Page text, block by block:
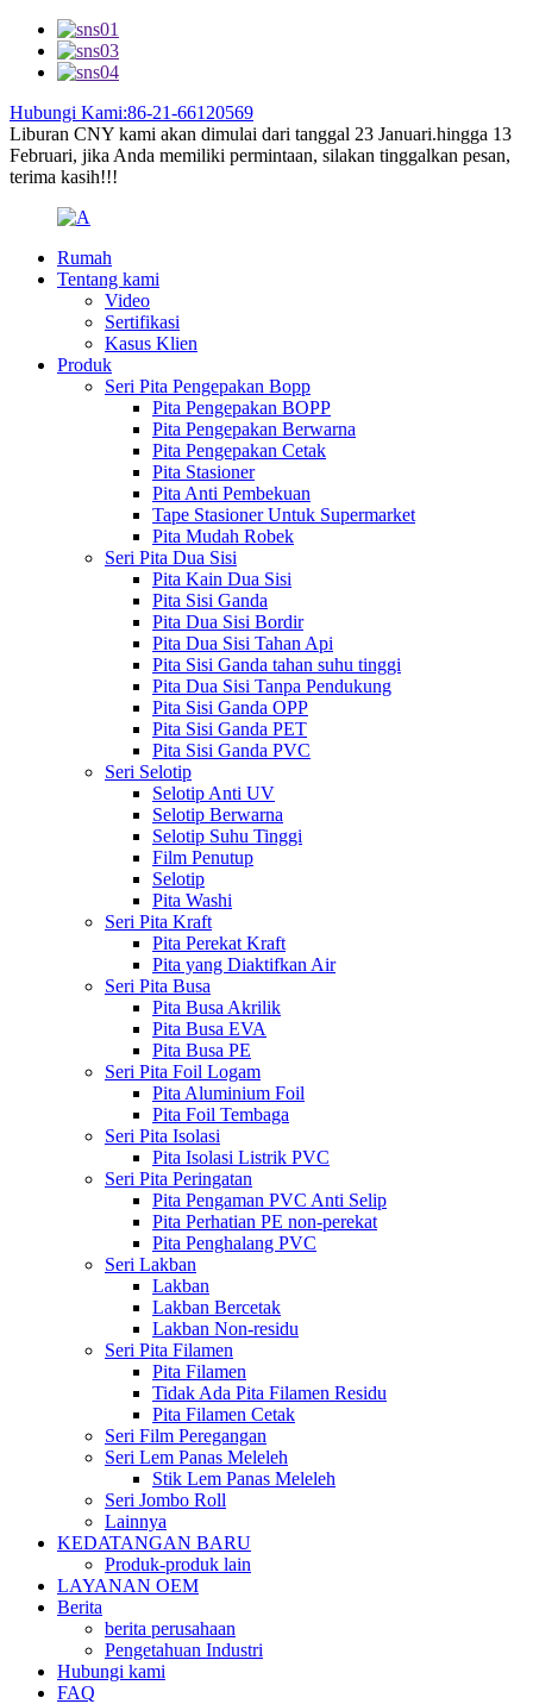
Hubungi Kami:86-21-66120569
Liburan CNY kami akan dimulai dari tanggal 23 Januari.hingga 13
Februari, jika Anda memiliki permintaan, silakan tinggalkan pesan,
terima kasih!!!
Rumah
Tentang kami
Video
Sertifikasi
Kasus Klien
Produk
Seri Pita Pengepakan Bopp
Pita Pengepakan BOPP
Pita Pengepakan Berwarna
Pita Pengepakan Cetak
Pita Stasioner
Pita Anti Pembekuan
Tape Stasioner Untuk Supermarket
Pita Mudah Robek
Seri Pita Dua Sisi
Pita Kain Dua Sisi
Pita Sisi Ganda
Pita Dua Sisi Bordir
Pita Dua Sisi Tahan Api
Pita Sisi Ganda tahan suhu tinggi
Pita Dua Sisi Tanpa Pendukung
Pita Sisi Ganda OPP
Pita Sisi Ganda PET
Pita Sisi Ganda PVC
Seri Selotip
Selotip Anti UV
Selotip Berwarna
Selotip Suhu Tinggi
Film Penutup
Selotip
Pita Washi
Seri Pita Kraft
Pita Perekat Kraft
Pita yang Diaktifkan Air
Seri Pita Busa
Pita Busa Akrilik
Pita Busa EVA
Pita Busa PE
Seri Pita Foil Logam
Pita Aluminium Foil
Pita Foil Tembaga
Seri Pita Isolasi
Pita Isolasi Listrik PVC
Seri Pita Peringatan
Pita Pengaman PVC Anti Selip
Pita Perhatian PE non-perekat
Pita Penghalang PVC
Seri Lakban
Lakban
Lakban Bercetak
Lakban Non-residu
Seri Pita Filamen
Pita Filamen
Tidak Ada Pita Filamen Residu
Pita Filamen Cetak
Seri Film Peregangan
Seri Lem Panas Meleleh
Stik Lem Panas Meleleh
Seri Jombo Roll
Lainnya
KEDATANGAN BARU
Produk-produk lain
LAYANAN OEM
Berita
berita perusahaan
Pengetahuan Industri
Hubungi kami
FAQ